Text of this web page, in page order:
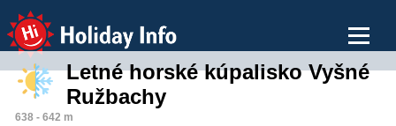
Holiday Info
Letné horské kúpalisko Vyšné
Ružbachy
638 - 642 m